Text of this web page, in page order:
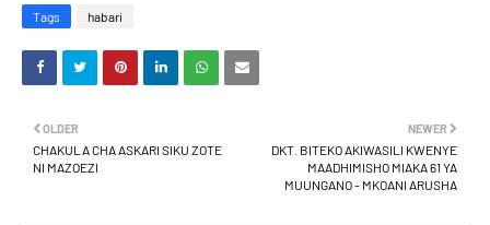
Tags habari
NEWER
DKT. BITEKO AKIWASILI KWENYE
MAADHIMISHO MIAKA 61 YA
MUUNGANO - MKOANI ARUSHA
OLDER
CHAKULA CHA ASKARI SIKU ZOTE
NI MAZOEZI